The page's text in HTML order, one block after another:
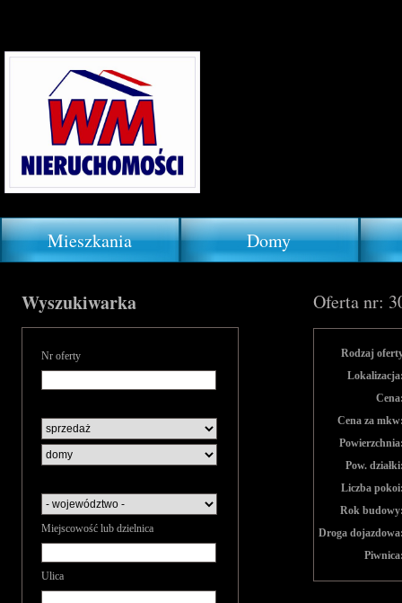
Mieszkania Domy
Wyszukiwarka
Nr oferty
Miejscowość lub dzielnica
Ulica
Oferta nr:
Rodzaj
Cena za
Pow.
Liczba
Rok
Droga